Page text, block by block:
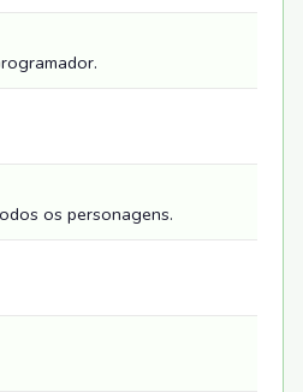
os personagens.